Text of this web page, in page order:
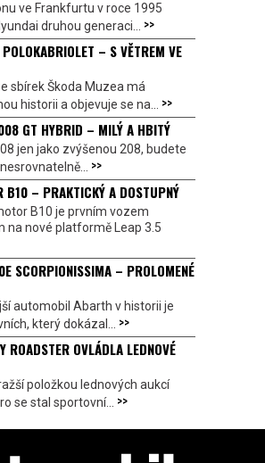
ve Frankfurtu v roce 1995
druhou generaci... >>
– S VĚTREM VE
sbírek Škoda Muzea má
historii a objevuje se na... >>
GT HYBRID – MILÝ A HBITÝ
jen jako zvýšenou 208, budete
>>
B10 – PRAKTICKÝ A DOSTUPNÝ
B10 je prvním vozem
na nové platformě Leap 3.5
SCORPIONISSIMA – PROLOMENÉ
automobil Abarth v historii je
který dokázal... >>
ROADSTER OVLÁDLA LEDNOVÉ
položkou lednových aukcí
se stal sportovní... >>